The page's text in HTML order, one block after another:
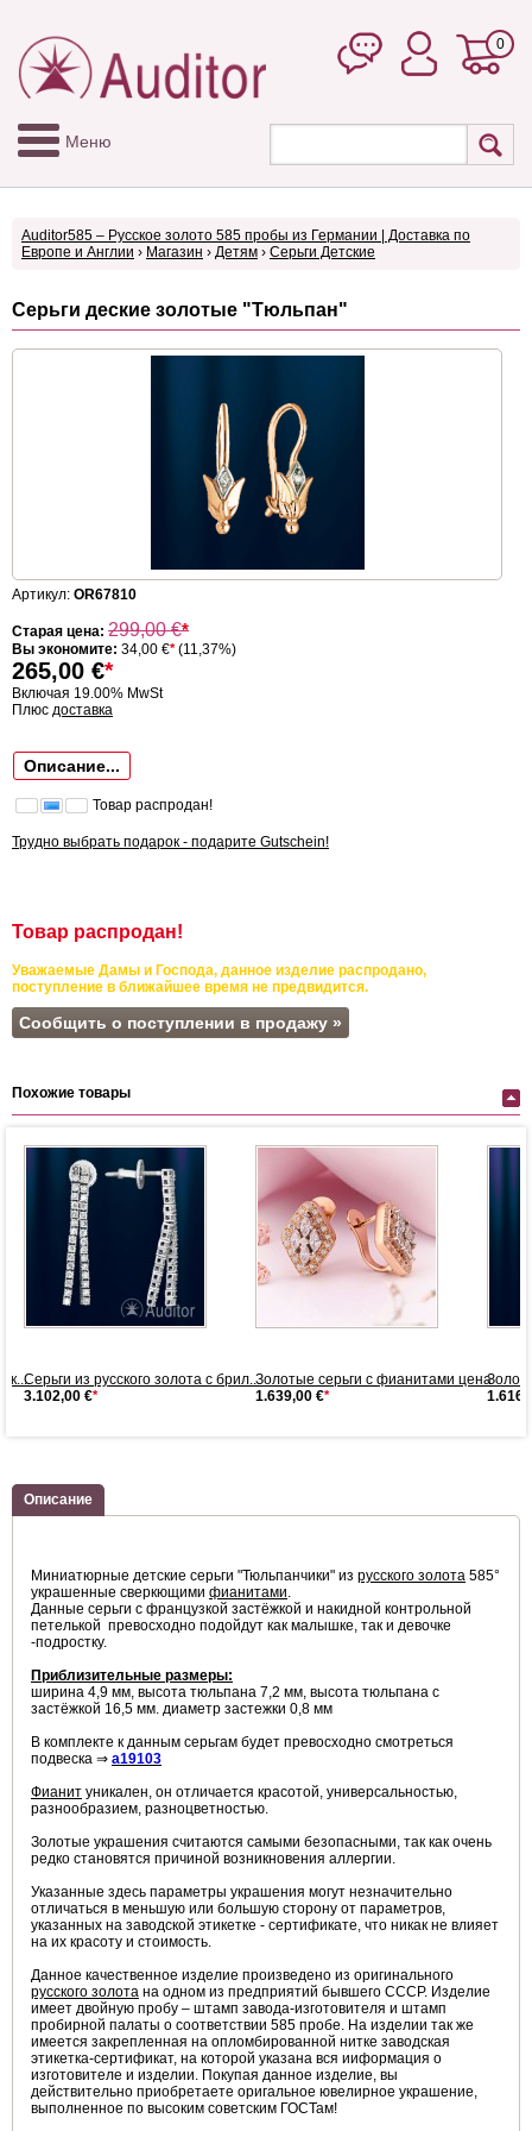
0
Меню
Auditor585 – Русское золото 585 пробы из Германии | Доставка по
Европе и Англии › Магазин › Детям › Серьги Детские
Серьги деские золотые "Тюльпан"
Артикул: OR67810
Старая цена: 299,00€*
Вы экономите: 34,00 €*(11,37%)
265,00 €*
Включая 19.00% MwSt
Плюс доставка
Описание...
Товар распродан!
Трудно выбрать подарок - подарите Gutschein!
Товар распродан!
Уважаемые Дамы и Господа, данное изделие распродано,
поступление в ближайшее время не предвидится.
Сообщить о поступлении в продажу »
Похожие товары
Серьги из русского золота с брил...
3.102,00 €*
Золотые серьги с фианитами цена
1.639,00 €*
Описание
Миниатюрные детские серьги "Тюльпанчики" из русского золота 585°
украшенные сверкющими фианитами.
Данные серьги с французкой застёжкой и накидной контрольной
петелькой превосходно подойдут как малышке, так и девочке
-подростку.
Приблизительные размеры:
ширина 4,9 мм, высота тюльпана 7,2 мм, высота тюльпана с
застёжкой 16,5 мм. диаметр застежки 0,8 мм
В комплекте к данным серьгам будет превосходно смотреться
подвеска ⇒ a19103
Фианит уникален, он отличается красотой, универсальностью,
разнообразием, разноцветностью.
Золотые украшения считаются самыми безопасными, так как очень
редко становятся причиной возникновения аллергии.
Указанные здесь параметры украшения могут незначительно
отличаться в меньшую или большую сторону от параметров,
указанных на заводской этикетке - сертификате, что никак не влияет
на их красоту и стоимость.
Данное качественное изделие произведено из оригинального
русского золота на одном из предприятий бывшего СССР. Изделие
имеет двойную пробу – штамп завода-изготовителя и штамп
пробирной палаты о соответствии 585 пробе. На изделии так же
имеется закрепленная на опломбированной нитке заводская
этикетка-сертификат, на которой указана вся ииформация о
изготовителе и изделии. Покупая данное изделие, вы
действительно приобретаете оригальное ювелирное украшение,
выполненное по высоким советским ГОСТам!